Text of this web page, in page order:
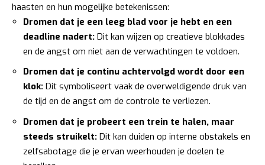
haasten en hun mogelijke betekenissen:
Dromen dat je een leeg blad voor je hebt en een
deadline nadert: Dit kan wijzen op creatieve blokkades
en de angst om niet aan de verwachtingen te voldoen.
Dromen dat je continu achtervolgd wordt door een
klok: Dit symboliseert vaak de overweldigende druk van
de tijd en de angst om de controle te verliezen.
Dromen dat je probeert een trein te halen, maar
steeds struikelt: Dit kan duiden op interne obstakels en
zelfsabotage die je ervan weerhouden je doelen te